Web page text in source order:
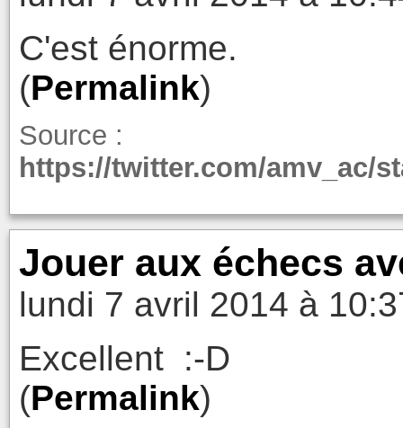
C'est énorme.
(Permalink)
Source :
https://twitter.com/amv_ac/
Jouer aux échecs
lundi 7 avril 2014 à
Excellent :-D
(Permalink)